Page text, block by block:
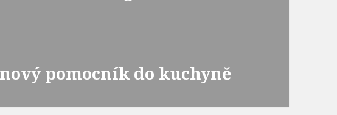
pomocník do kuchyně